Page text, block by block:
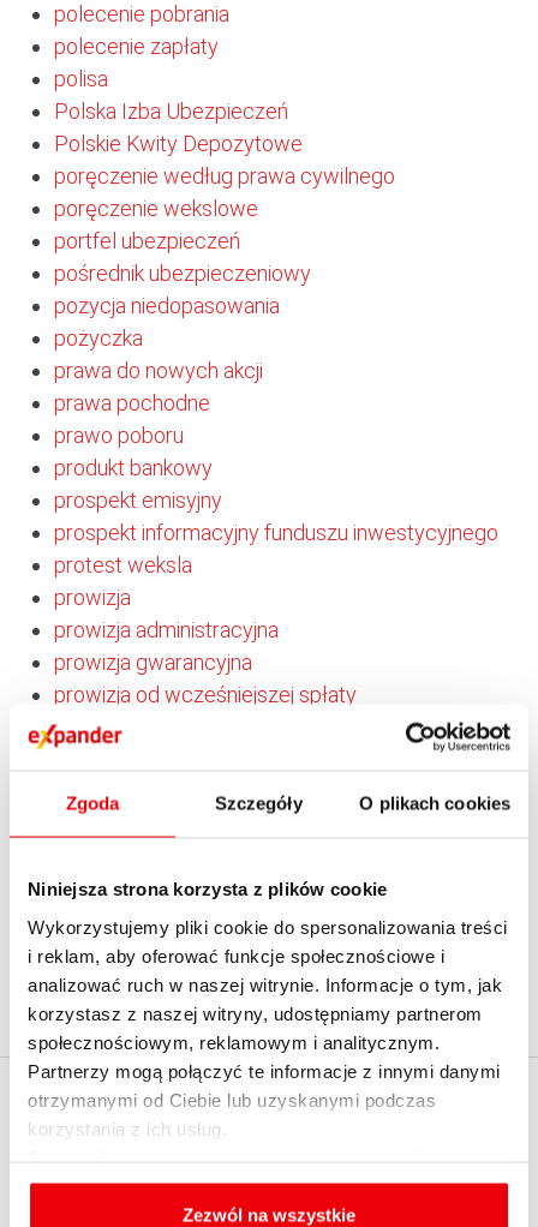
Zgoda Szczegóły O plikach cookies
Niniejsza strona korzysta z plików cookie
Wykorzystujemy pliki cookie do spersonalizowania treści
i reklam, aby oferować funkcje społecznościowe i
analizować ruch w naszej witrynie. Informacje o tym, jak
korzystasz z naszej witryny, udostępniamy partnerom
społecznościowym, reklamowym i analitycznym.
Partnerzy mogą połączyć te informacje z innymi danymi
otrzymanymi od Ciebie lub uzyskanymi podczas
korzystania z ich usług.
cookies, celu i sposobu korzystania z nich przez nas
oraz zmiany ustawień plików cookies a także ich
Zezwól na wszystkie
polecenie pobrania
polecenie zapłaty
polisa
Polska Izba Ubezpieczeń
Polskie Kwity Depozytowe
poręczenie według prawa cywilnego
poręczenie wekslowe
portfel ubezpieczeń
pośrednik ubezpieczeniowy
pozycja niedopasowania
pożyczka
prawa do nowych akcji
prawa pochodne
prawo poboru
produkt bankowy
prospekt emisyjny
prospekt informacyjny funduszu inwestycyjnego
protest weksla
prowizja
prowizja administracyjna
prowizja gwarancyjna
prowizja od wcześniejszej spłaty
prowizja od zaangażowania
prowizja ubezpieczeniowa
przelew wierzytelności na zabezpieczenie
przewłaszczenie
przyjęcie weksla
przystąpienie do długu kredytowego
punkt obsługi klienta
EXPANDER KALKULATORY